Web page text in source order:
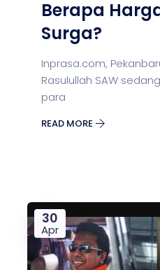
Berapa
Surga?
Inprasa.com,
Rasulullah SAW
para
READ MORE
30
Apr